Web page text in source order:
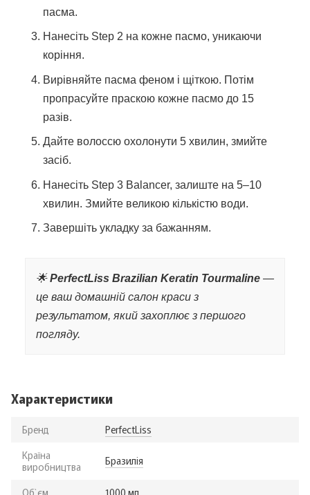
пасма.
Нанесіть Step 2 на кожне пасмо, уникаючи
коріння.
Вирівняйте пасма феном і щіткою. Потім
пропрасуйте праскою кожне пасмо до 15
разів.
Дайте волоссю охолонути 5 хвилин, змийте
засіб.
Нанесіть Step 3 Balancer, залиште на 5–10
хвилин. Змийте великою кількістю води.
Завершіть укладку за бажанням.
🌟PerfectLiss Brazilian Keratin Tourmaline —
це ваш домашній салон краси з
результатом, який захоплює з першого
погляду.
Характеристики
Бренд
PerfectLiss
Країна
виробництва
Бразилія
Об`єм
1000 мл